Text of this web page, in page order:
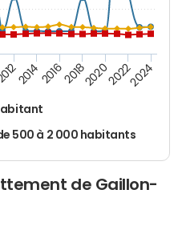
500 à 2 000 habitants
201420162018202020222024
de Gaillon-